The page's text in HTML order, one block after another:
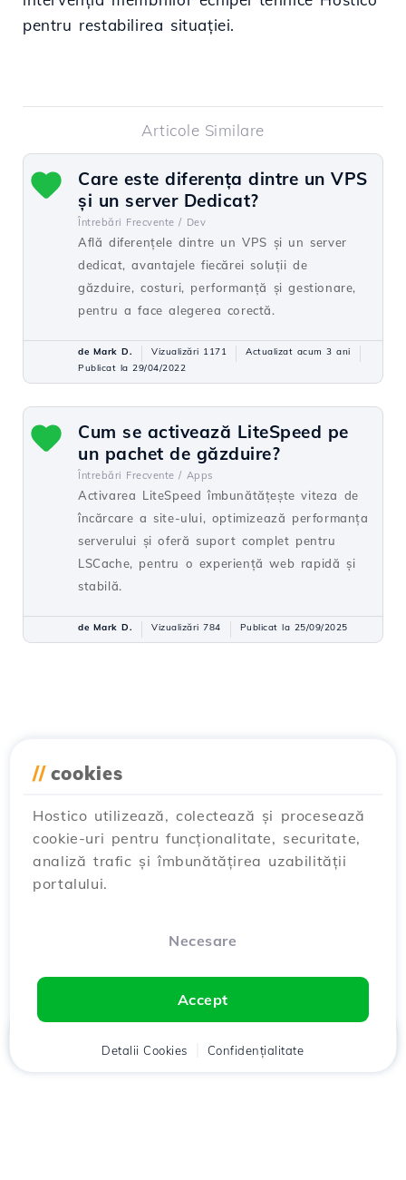
pentru restabilirea situației.
Articole Similare
Care este diferența dintre un VPS
și un server Dedicat?
Întrebări Frecvente / Dev
Află diferențele dintre un VPS și un server
dedicat, avantajele fiecărei soluții de
găzduire, costuri, performanță și gestionare,
pentru a face alegerea corectă.
de Mark D. Vizualizări 1171
Actualizat acum 3 ani
Publicat la 29/04/2022
Cum se activează LiteSpeed pe
un pachet de găzduire?
Întrebări Frecvente / Apps
Activarea LiteSpeed îmbunătățește viteza de
încărcare a site-ului, optimizează performanța
serverului și oferă suport complet pentru
LSCache, pentru o experiență web rapidă și
stabilă.
de Mark D. Vizualizări 784 Publicat la 25/09/2025
// cookies
Hostico utilizează, colectează și procesează
cookie-uri pentru funcționalitate, securitate,
analiză trafic și îmbunătățirea uzabilității
portalului.
Necesare
Accept
Detalii Cookies Confidențialitate
Client Coș Chat